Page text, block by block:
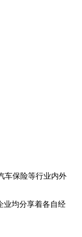
车保险等行业内外
业均分享着各自经